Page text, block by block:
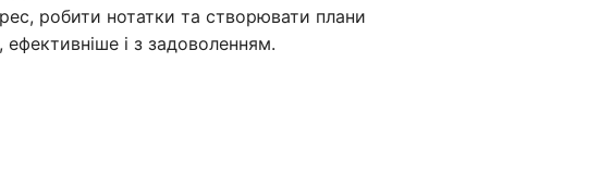
робити нотатки та створювати плани
і з задоволенням.